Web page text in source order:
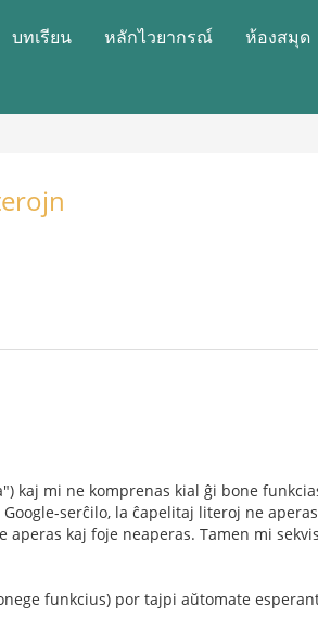
บทเรียน หลักไวยากรณ์ ห้องสมุด
kaj mi ne komprenas kial ĝi bone
serĉilo, la ĉapelitaj literoj ne
kaj foje neaperas. Tamen mi
funkcius) por tajpi aŭtomate